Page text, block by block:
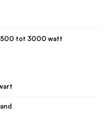
tot 3000 watt